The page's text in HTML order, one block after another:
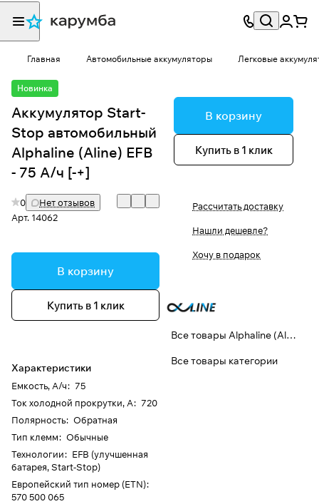
Главная Автомобильные аккумуляторы Легковые
Новинка
Аккумулятор Start-
Stop автомобильный
Alphaline (Aline) EFB
- 75 А/ч [-+]
0
Нет отзывов
Арт. 14062
В корзину
Купить в 1 клик
Характеристики
Емкость, А/ч: 75
Ток холодной прокрутки, А: 720
Полярность: Обратная
Тип клемм: Обычные
Технологии: EFB (улучшенная
батарея, Start-Stop)
Европейский тип номер (ETN):
570 500 065
В корзину
Купить в 1 клик
Рассчитать доставку
Нашли дешевле?
Хочу в подарок
Все товары Alphaline (Aline)
Все товары категории